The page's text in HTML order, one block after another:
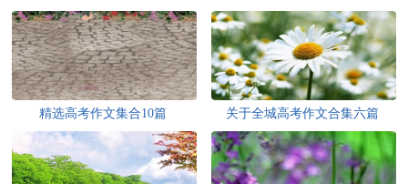
精选高考作文集合10篇 关于全城高考作文合集六篇